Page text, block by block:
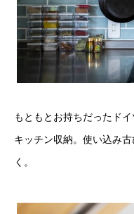
もともとお持ちだったド
キッチン収納。使い込み
く。